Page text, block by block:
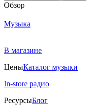
Обзор
Музыка
В магазине
ЦеныКаталог музыки
In-store радио
РесурсыБлог